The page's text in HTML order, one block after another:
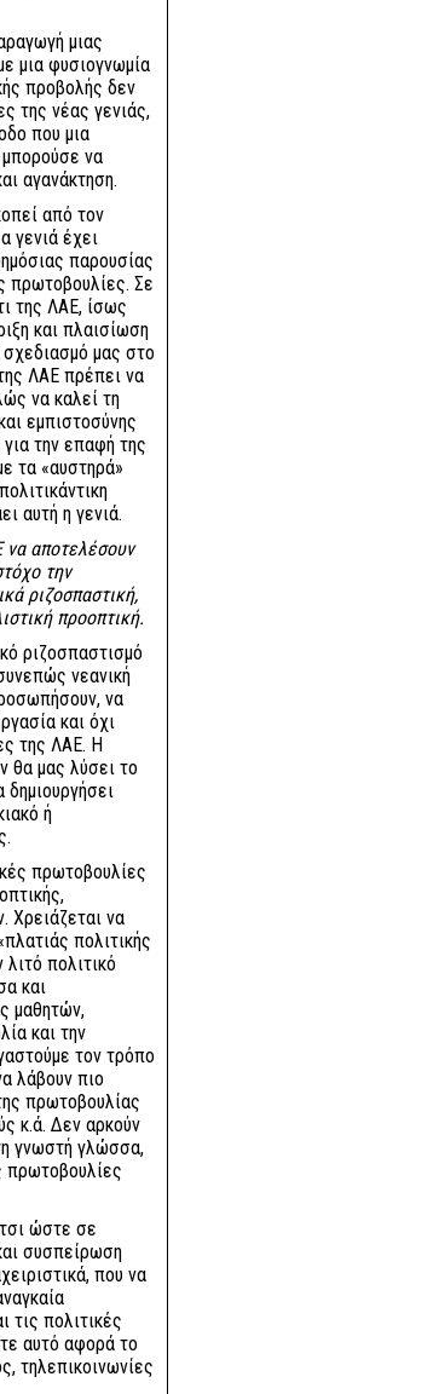
μιας
μια φυσιογνωμία
προβολής δεν
της νέας γενιάς,
που μια
μπορούσε να
αγανάκτηση.
από τον
γενιά έχει
παρουσίας
πρωτοβουλίες. Σε
της ΛΑΕ, ίσως
και πλαισίωση
μας στο
ΛΑΕ πρέπει να
να καλεί τη
εμπιστοσύνης
την επαφή της
τα «αυστηρά»
αυτή η γενιά.
να αποτελέσουν
την
ριζοσπαστική,
προοπτική.
ριζοσπαστισμό
νεανική
να
και όχι
της ΛΑΕ. Η
θα μας λύσει το
ή
πρωτοβουλίες
Χρειάζεται να
πολιτικής
πολιτικό
και
μαθητών,
και την
τον τρόπο
λάβουν πιο
πρωτοβουλίας
κ.ά. Δεν αρκούν
γνωστή γλώσσα,
πρωτοβουλίες
ώστε σε
συσπείρωση
που να
τις πολιτικές
αυτό αφορά το
τηλεπικοινωνίες